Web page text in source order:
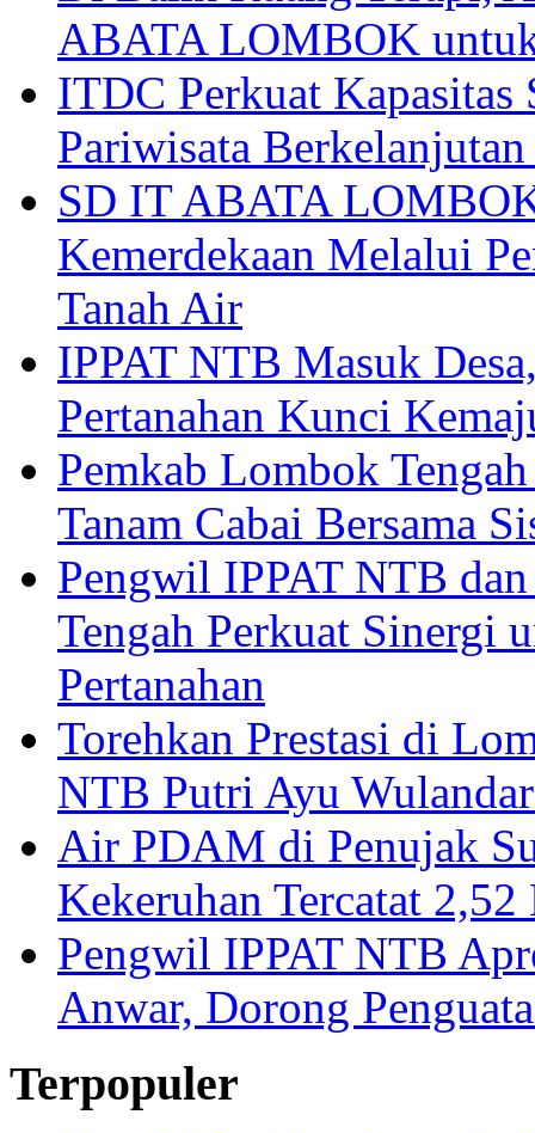
ABATA LOMBOK
ITDC Perkuat
Pariwisata
SD IT ABATA
Kemerdekaan Melalui
Tanah Air
IPPAT NTB Masuk
Pertanahan Kunci
Pemkab Lombok
Tanam Cabai Bersama
Pengwil IPPAT NTB
Tengah Perkuat Sinergi
Pertanahan
Torehkan Prestasi di
NTB Putri Ayu
Air PDAM di Penujak
Kekeruhan Tercatat
Pengwil IPPAT NTB
Anwar, Dorong
Terpopuler